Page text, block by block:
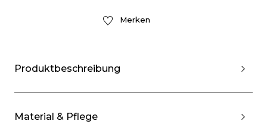
Merken
Produktbeschreibung
Material & Pflege